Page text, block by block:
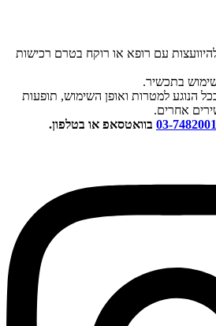
עם רופא או רוקח בטרם רכישות
בתכשיר.
למטרות ואופן השימוש, תופעות
אחרים.
03-בוואטסאפ או בטלפון.